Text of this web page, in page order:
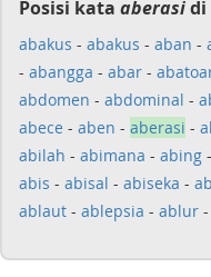
Posisi kata aberasidi
abakus - abakus - aban -
- abangga - abar -
abdomen - abdominal -
abece - aben - aberasi -
abilah - abimana - abing -
abis - abisal - abiseka -
ablaut - ablepsia - ablur -